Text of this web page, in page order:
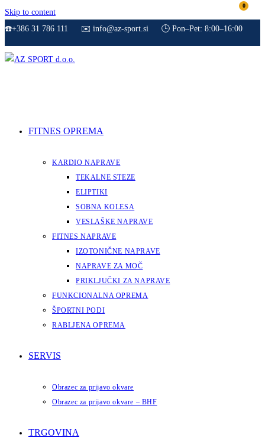
Skip to content
☎️+386 31 786 111
✉️ info@az-sport.si 🕒 Pon–Pet: 8:00–16:00
0
FITNES OPREMA
KARDIO NAPRAVE
TEKALNE STEZE
ELIPTIKI
SOBNA KOLESA
VESLAŠKE NAPRAVE
FITNES NAPRAVE
IZOTONIČNE NAPRAVE
NAPRAVE ZA MOČ
PRIKLJUČKI ZA NAPRAVE
FUNKCIONALNA OPREMA
ŠPORTNI PODI
RABLJENA OPREMA
SERVIS
Obrazec za prijavo okvare
Obrazec za prijavo okvare – BHF
TRGOVINA